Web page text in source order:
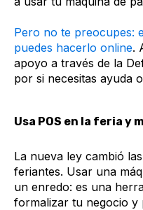
Pero no te preocupes:
puedes hacerlo online.
apoyo a través de la
por si necesitas ayuda
Usa POS en la feria y
La nueva ley cambió
feriantes. Usar una
un enredo: es una
formalizar tu negocio y